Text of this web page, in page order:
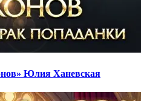
Юлия Ханевская